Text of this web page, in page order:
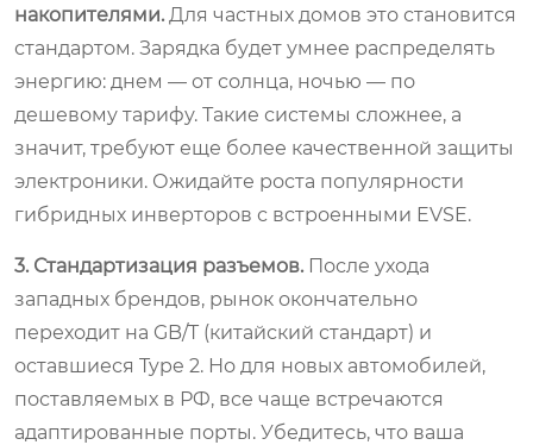
накопителями. Для частных домов это становится
стандартом. Зарядка будет умнее распределять
энергию: днем — от солнца, ночью — по
дешевому тарифу. Такие системы сложнее, а
значит, требуют еще более качественной защиты
электроники. Ожидайте роста популярности
гибридных инверторов с встроенными EVSE.
3. Стандартизация разъемов. После ухода
западных брендов, рынок окончательно
переходит на GB/T (китайский стандарт) и
оставшиеся Type 2. Но для новых автомобилей,
поставляемых в РФ, все чаще встречаются
адаптированные порты. Убедитесь, что ваша